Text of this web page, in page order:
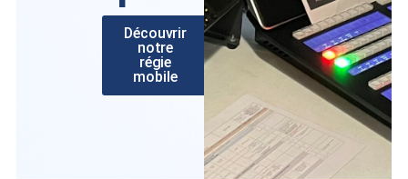
Découvrir
notre
régie
mobile